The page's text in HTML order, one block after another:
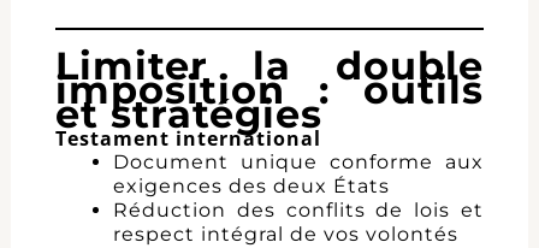
Limiter la double
imposition : outils
et stratégies
Testament international
Document unique conforme aux
exigences des deux États
Réduction des conflits de lois et
respect intégral de vos volontés